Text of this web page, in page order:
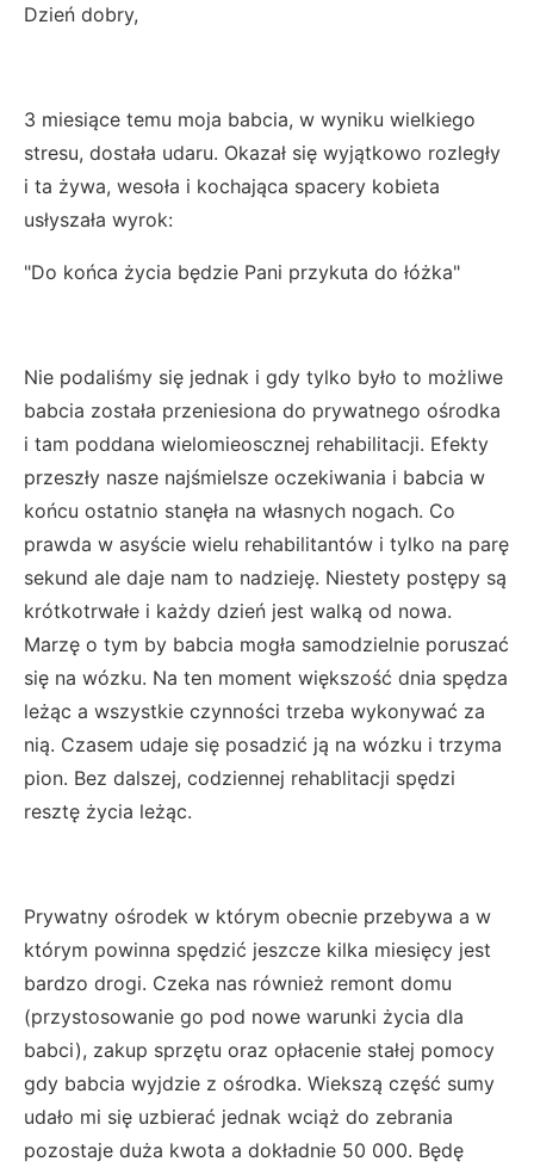
Dzień dobry,
3 miesiące temu moja babcia, w wyniku wielkiego
stresu, dostała udaru. Okazał się wyjątkowo rozległy
i ta żywa, wesoła i kochająca spacery kobieta
usłyszała wyrok:
"Do końca życia będzie Pani przykuta do łóżka"
Nie podaliśmy się jednak i gdy tylko było to możliwe
babcia została przeniesiona do prywatnego ośrodka
i tam poddana wielomieoscznej rehabilitacji. Efekty
przeszły nasze najśmielsze oczekiwania i babcia w
końcu ostatnio stanęła na własnych nogach. Co
prawda w asyście wielu rehabilitantów i tylko na parę
sekund ale daje nam to nadzieję. Niestety postępy są
krótkotrwałe i każdy dzień jest walką od nowa.
Marzę o tym by babcia mogła samodzielnie poruszać
się na wózku. Na ten moment większość dnia spędza
leżąc a wszystkie czynności trzeba wykonywać za
nią. Czasem udaje się posadzić ją na wózku i trzyma
pion. Bez dalszej, codziennej rehablitacji spędzi
resztę życia leżąc.
Prywatny ośrodek w którym obecnie przebywa a w
którym powinna spędzić jeszcze kilka miesięcy jest
bardzo drogi. Czeka nas również remont domu
(przystosowanie go pod nowe warunki życia dla
babci), zakup sprzętu oraz opłacenie stałej pomocy
gdy babcia wyjdzie z ośrodka. Wiekszą część sumy
udało mi się uzbierać jednak wciąż do zebrania
pozostaje duża kwota a dokładnie 50 000. Będę